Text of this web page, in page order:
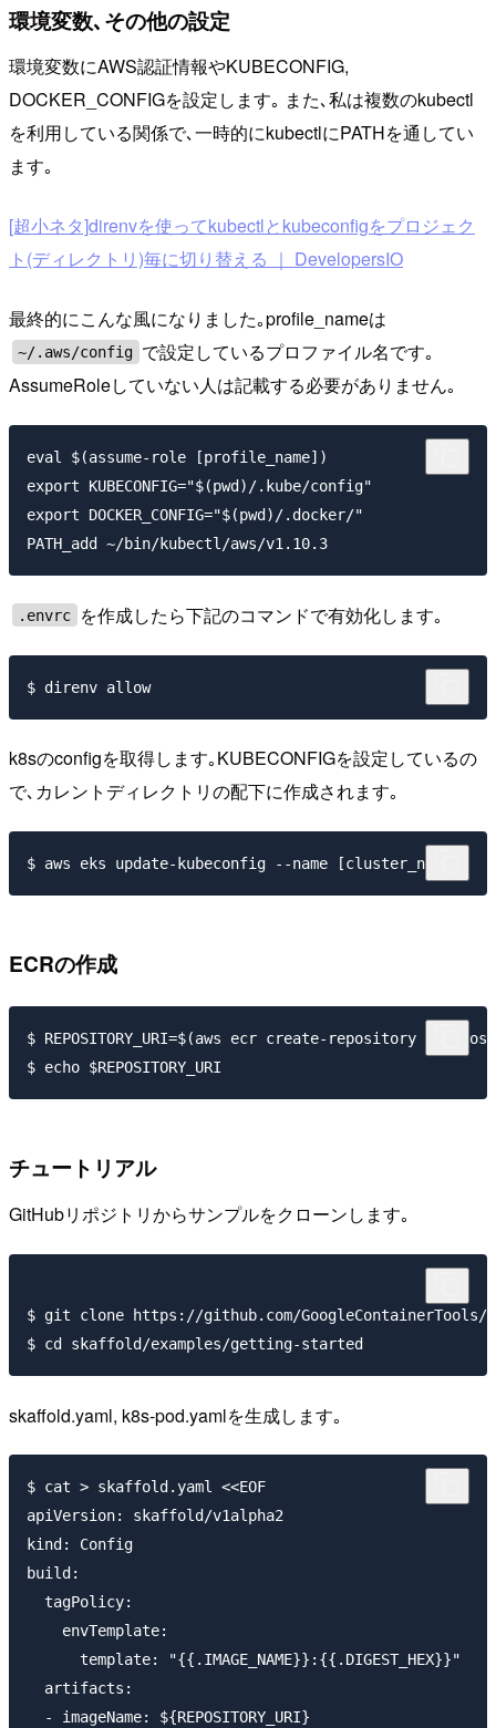
環境変数､その他の設定
環境変数にAWS認証情報やKUBECONFIG,
DOCKER_CONFIGを設定します｡ また､私は複数のkubectl
を利用している関係で､一時的にkubectlにPATHを通してい
ます｡
[超小ネタ]direnvを使ってkubectlとkubeconfigをプロジェク
ト(ディレクトリ)毎に切り替える ｜ DevelopersIO
最終的にこんな風になりました｡profile_nameは
~/.aws/config で設定しているプロファイル名です｡
AssumeRoleしていない人は記載する必要がありません｡
eval $(assume-role [profile_name])
export KUBECONFIG="$(pwd)/.kube/config"
export DOCKER_CONFIG="$(pwd)/.docker/"
.envrc を作成したら下記のコマンドで有効化します｡
k8sのconfigを取得します｡KUBECONFIGを設定しているの
で､カレントディレクトリの配下に作成されます｡
ECRの作成
$ REPOSITORY_URI=$(aws ecr create-repository
チュートリアル
GitHubリポジトリからサンプルをクローンします｡
$ git clone https://github.com/GoogleContainerTools/
skaffold.yaml, k8s-pod.yamlを生成します｡
$ cat > skaffold.yaml <<EOF
apiVersion: skaffold/v1alpha2
kind: Config
build:
  tagPolicy:
    envTemplate:
      template: "{{.IMAGE_NAME}}:{{.DIGEST_HEX}}"
  artifacts:
  - imageName: ${REPOSITORY_URI}